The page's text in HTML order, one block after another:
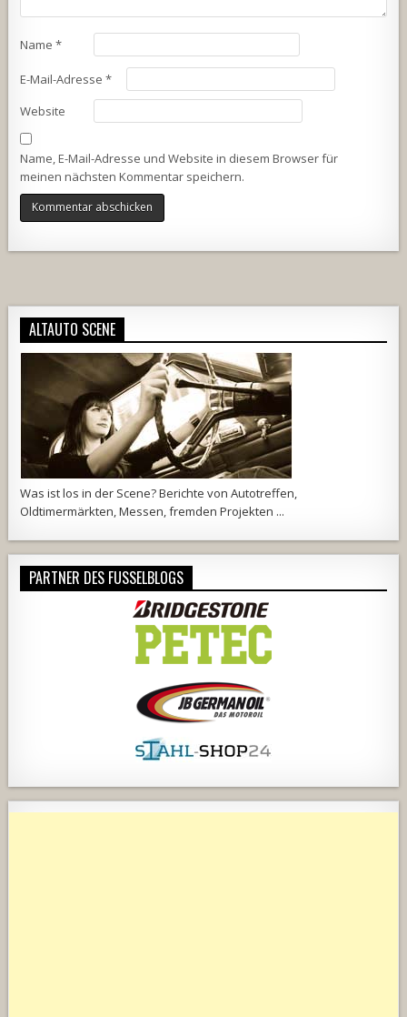
Name*
E-Mail-Adresse*
Website
Name, E-Mail-Adresse und Website in diesem Browser für
meinen nächsten Kommentar speichern.
ALTAUTO SCENE
Was ist los in der Scene? Berichte von Autotreffen,
Oldtimermärkten, Messen, fremden Projekten ...
PARTNER DES FUSSELBLOGS